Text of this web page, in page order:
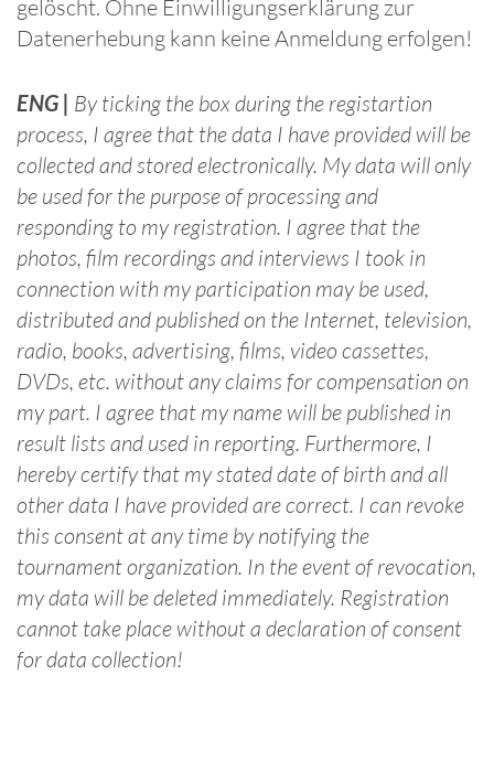
gelöscht. Ohne Einwilligungserklärung zur
Datenerhebung kann keine Anmeldung erfolgen!
ENG | By ticking the box during the registartion
process, I agree that the data I have provided will be
collected and stored electronically. My data will only
be used for the purpose of processing and
responding to my registration. I agree that the
photos, film recordings and interviews I took in
connection with my participation may be used,
distributed and published on the Internet, television,
radio, books, advertising, films, video cassettes,
DVDs, etc. without any claims for compensation on
my part. I agree that my name will be published in
result lists and used in reporting. Furthermore, I
hereby certify that my stated date of birth and all
other data I have provided are correct. I can revoke
this consent at any time by notifying the
tournament organization. In the event of revocation,
my data will be deleted immediately. Registration
cannot take place without a declaration of consent
for data collection!